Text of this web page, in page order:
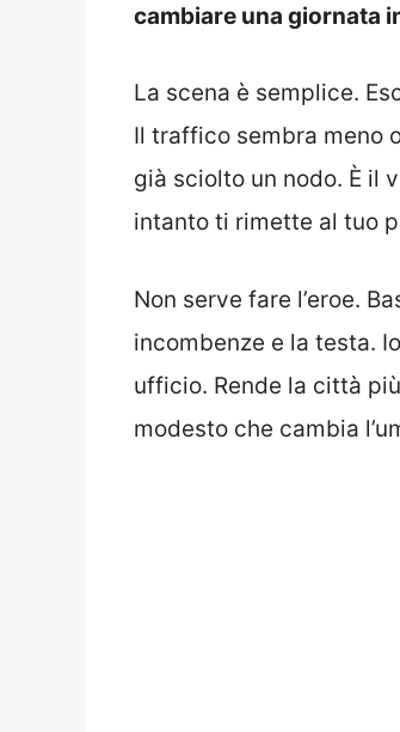
cambiare una giornata
La scena è semplice.
Il traffico sembra meno
già sciolto un nodo. È il
intanto ti rimette al tuo
Non serve fare l’eroe.
incombenze e la testa.
ufficio. Rende la città
modesto che cambia